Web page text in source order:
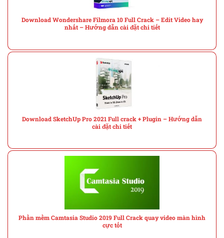
Download Wondershare Filmora 10 Full Crack – Edit Video hay
nhất – Hướng dẫn cài đặt chi tiết
Download SketchUp Pro 2021 Full crack + Plugin – Hướng dẫn
cài đặt chi tiết
Phần mềm Camtasia Studio 2019 Full Crack quay video màn hình
cực tốt